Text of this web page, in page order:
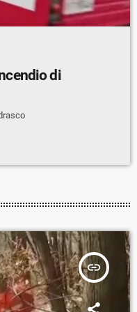
di
insert_link